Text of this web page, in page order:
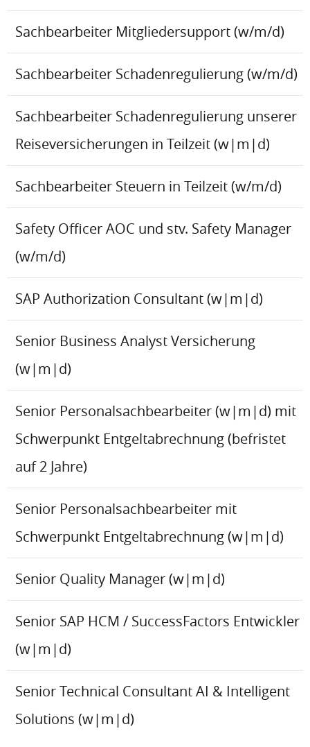
Sachbearbeiter Mitgliedersupport (w/m/d)
Sachbearbeiter Schadenregulierung (w/m/d)
Sachbearbeiter Schadenregulierung unserer
Reiseversicherungen in Teilzeit (w|m|d)
Sachbearbeiter Steuern in Teilzeit (w/m/d)
Safety Officer AOC und stv. Safety Manager
(w/m/d)
SAP Authorization Consultant (w|m|d)
Senior Business Analyst Versicherung
(w|m|d)
Senior Personalsachbearbeiter (w|m|d) mit
Schwerpunkt Entgeltabrechnung (befristet
auf 2 Jahre)
Senior Personalsachbearbeiter mit
Schwerpunkt Entgeltabrechnung (w|m|d)
Senior Quality Manager (w|m|d)
Senior SAP HCM / SuccessFactors Entwickler
(w|m|d)
Senior Technical Consultant AI & Intelligent
Solutions (w|m|d)